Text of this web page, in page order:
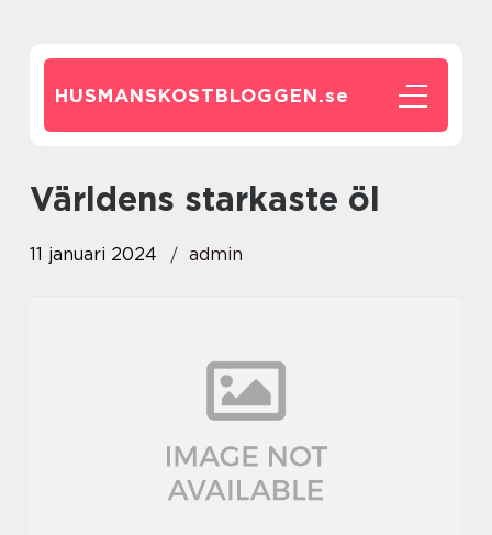
HUSMANSKOSTBLOGGEN.se
världens starkaste öl
11 januari 2024 admin